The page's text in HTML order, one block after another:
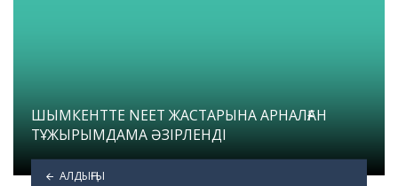
ШЫМКЕНТТЕ NEET ЖАСТАРЫНА АРНАЛҒАН
ТҰЖЫРЫМДАМА ӘЗІРЛЕНДІ
АЛДЫҢҒЫ